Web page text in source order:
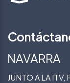
NAVARRA
JUNTO A LA